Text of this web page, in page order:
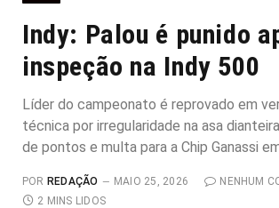
Indy: Palou é punido
inspeção na Indy 500
Líder do campeonato é reprovado em
técnica por irregularidade na asa
de pontos e multa para a Chip Ganassi
POR REDAÇÃO MAIO 25, 2026
NENHUM
2 MINS LIDOS